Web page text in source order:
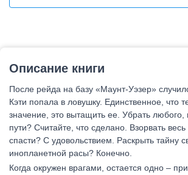
Описание книги
После рейда на базу «Маунт-Уэзер»
Кэти попала в ловушку. Единственное, что
значение, это вытащить ее. Убрать любого,
пути? Считайте, что сделано. Взорвать
спасти? С удовольствием. Раскрыть тайну
инопланетной расы? Конечно.
Когда окружен врагами, остается одно –